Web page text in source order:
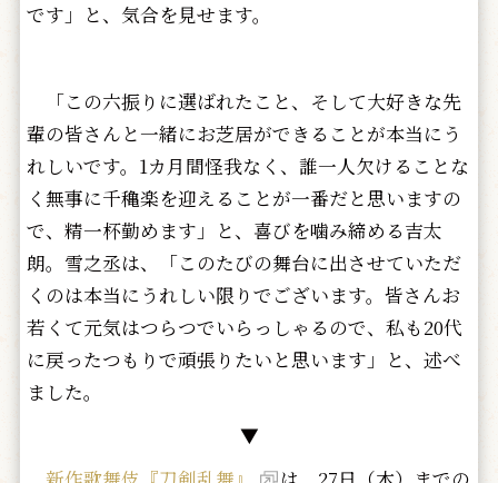
です」と、気合を見せます。
「この六振りに選ばれたこと、そして大好きな先
輩の皆さんと一緒にお芝居ができることが本当にう
れしいです。1カ月間怪我なく、誰一人欠けることな
く無事に千穐楽を迎えることが一番だと思いますの
で、精一杯勤めます」と、喜びを噛み締める吉太
朗。雪之丞は、「このたびの舞台に出させていただ
くのは本当にうれしい限りでございます。皆さんお
若くて元気はつらつでいらっしゃるので、私も20代
に戻ったつもりで頑張りたいと思います」と、述べ
ました。
▼